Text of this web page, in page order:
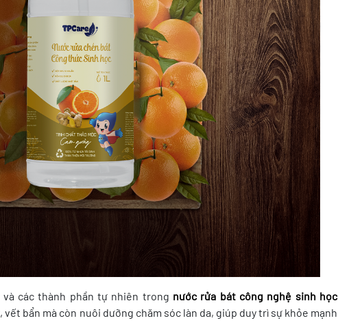
các thành phần tự nhiên trong nước rửa bát công nghệ sinh học
vết bẩn mà còn nuôi dưỡng chăm sóc làn da, giúp duy trì sự khỏe mạnh